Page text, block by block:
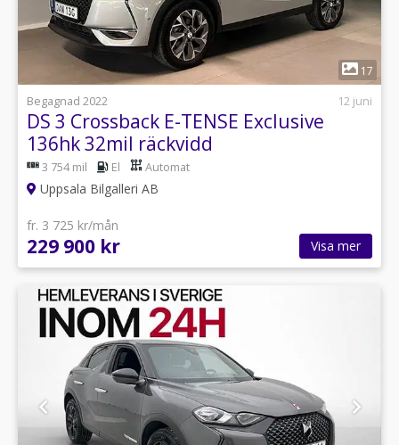
1
17
Begagnad 2022
12 juni
DS 3 Crossback E-TENSE Exclusive
136hk 32mil räckvidd
3 754 mil El Automat
Uppsala Bilgalleri AB
fr. 3 725 kr/mån
229 900 kr Visa mer